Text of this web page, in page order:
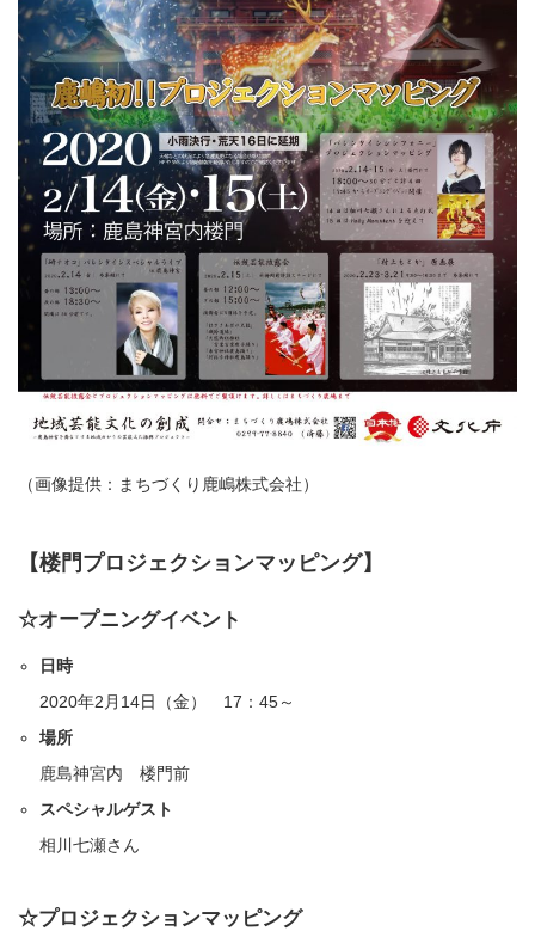
（画像提供：まちづくり鹿嶋株式会社）
【楼門プロジェクションマッピング】
☆オープニングイベント
日時
2020年2月14日（金） 17：45～
場所
鹿島神宮内 楼門前
スペシャルゲスト
相川七瀬さん
☆プロジェクションマッピング